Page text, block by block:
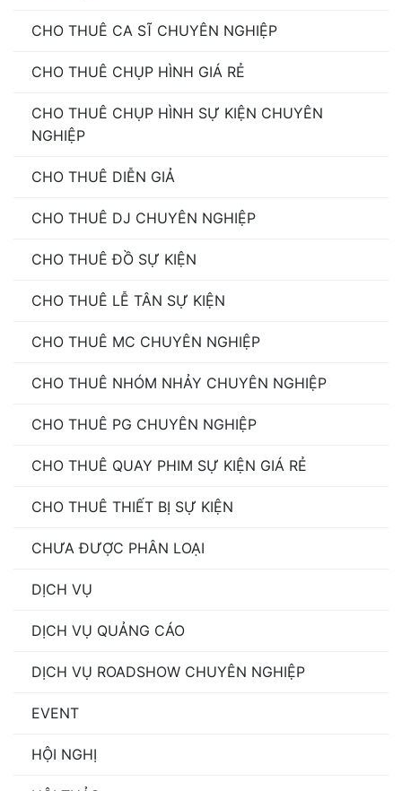
CHO THUÊ CA SĨ CHUYÊN NGHIỆP
CHO THUÊ CHỤP HÌNH GIÁ RẺ
CHO THUÊ CHỤP HÌNH SỰ KIỆN CHUYÊN
NGHIỆP
CHO THUÊ DIỄN GIẢ
CHO THUÊ DJ CHUYÊN NGHIỆP
CHO THUÊ ĐỒ SỰ KIỆN
CHO THUÊ LỄ TÂN SỰ KIỆN
CHO THUÊ MC CHUYÊN NGHIỆP
CHO THUÊ NHÓM NHẢY CHUYÊN NGHIỆP
CHO THUÊ PG CHUYÊN NGHIỆP
CHO THUÊ QUAY PHIM SỰ KIỆN GIÁ RẺ
CHO THUÊ THIẾT BỊ SỰ KIỆN
CHƯA ĐƯỢC PHÂN LOẠI
DỊCH VỤ
DỊCH VỤ QUẢNG CÁO
DỊCH VỤ ROADSHOW CHUYÊN NGHIỆP
EVENT
HỘI NGHỊ